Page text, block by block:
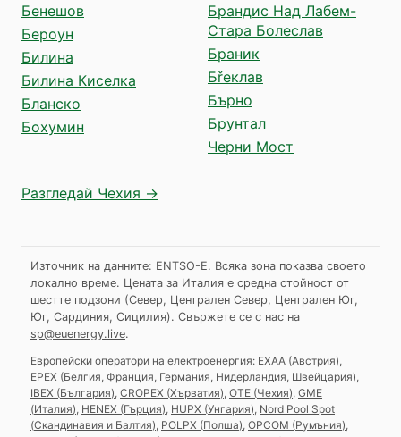
Бенешов
Бероун
Билина
Билина Киселка
Бланско
Бохумин
Брандис Над Лабем-
Стара Болеслав
Браник
Бřеклав
Бърно
Брунтал
Черни Мост
Разгледай Чехия →
Източник на данните: ENTSO-E. Всяка зона показва своето
локално време. Цената за Италия е средна стойност от
шестте подзони (Север, Централен Север, Централен Юг,
Юг, Сардиния, Сицилия). Свържете се с нас на
sp@euenergy.live.
Европейски оператори на електроенергия: EXAA (Австрия)
EPEX (Белгия, Франция, Германия, Нидерландия, Швейцария)
IBEX (България) CROPEX (Хърватия) OTE (Чехия) GME
(Италия) HENEX (Гърция) HUPX (Унгария) Nord Pool Spot
(Скандинавия и Балтия) POLPX (Полша) OPCOM (Румъния)